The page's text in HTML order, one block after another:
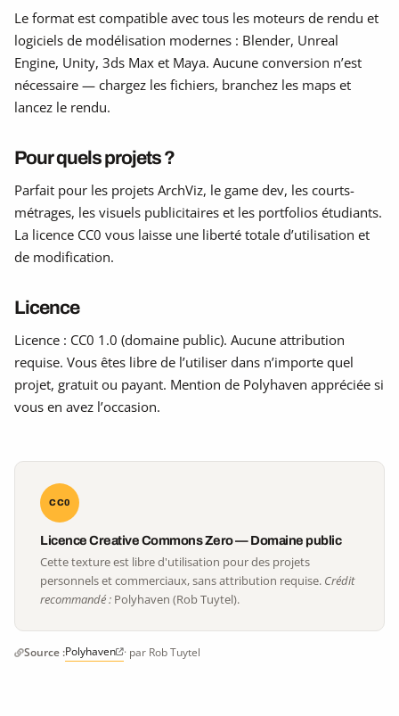
Le format est compatible avec tous les moteurs de rendu et
logiciels de modélisation modernes : Blender, Unreal
Engine, Unity, 3ds Max et Maya. Aucune conversion n’est
nécessaire — chargez les fichiers, branchez les maps et
lancez le rendu.
Pour quels projets ?
Parfait pour les projets ArchViz, le game dev, les courts-
métrages, les visuels publicitaires et les portfolios étudiants.
La licence CC0 vous laisse une liberté totale d’utilisation et
de modification.
Licence
Licence : CC0 1.0 (domaine public). Aucune attribution
requise. Vous êtes libre de l’utiliser dans n’importe quel
projet, gratuit ou payant. Mention de Polyhaven appréciée si
vous en avez l’occasion.
CC0
Licence Creative Commons Zero — Domaine public
Cette texture est libre d'utilisation pour des projets
personnels et commerciaux, sans attribution requise. Crédit
recommandé : Polyhaven (Rob Tuytel).
Source :Polyhaven · par Rob Tuytel